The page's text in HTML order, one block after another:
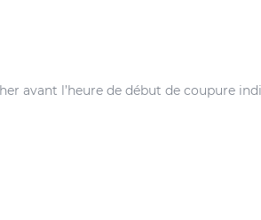
avant l’heure de début de coupure